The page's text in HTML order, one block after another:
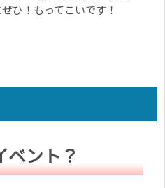
ひ！もってこいです！
ベント？